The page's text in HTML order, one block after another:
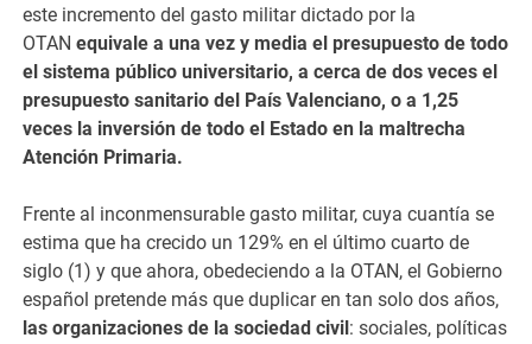
este incremento del gasto militar dictado por la
OTAN equivale a una vez y media el presupuesto de todo
el sistema público universitario, a cerca de dos veces el
presupuesto sanitario del País Valenciano, o a 1,25
veces la inversión de todo el Estado en la maltrecha
Atención Primaria.
Frente al inconmensurable gasto militar, cuya cuantía se
estima que ha crecido un 129% en el último cuarto de
siglo (1) y que ahora, obedeciendo a la OTAN, el Gobierno
español pretende más que duplicar en tan solo dos años,
las organizaciones de la sociedad civil : sociales, políticas